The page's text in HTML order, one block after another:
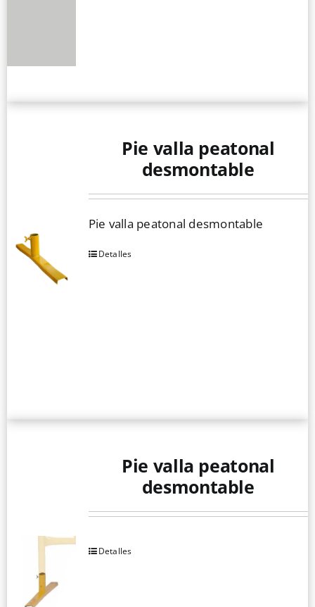
Pie valla peatonal
desmontable
Pie valla peatonal desmontable
Detalles
Pie valla peatonal
desmontable
Detalles